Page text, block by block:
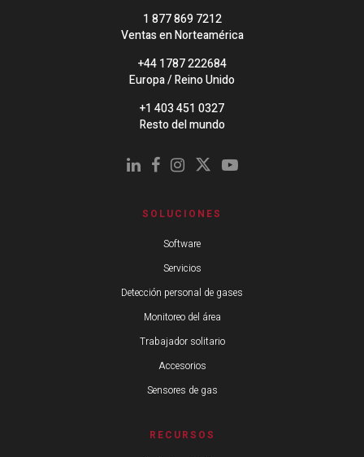
1 877 869 7212
Ventas en Norteamérica
+44 1787 222684
Europa / Reino Unido
+1 403 451 0327
Resto del mundo
SOLUCIONES
Software
Servicios
Detección personal de gases
Monitoreo del área
Trabajador solitario
Accesorios
Sensores de gas
RECURSOS